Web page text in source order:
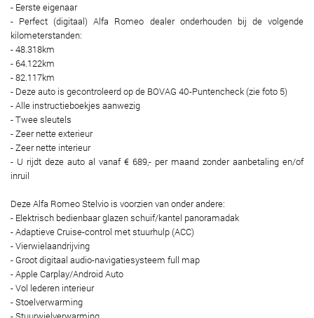
- Eerste eigenaar
- Perfect (digitaal) Alfa Romeo dealer onderhouden bij de volgende
kilometerstanden:
- 48.318km
- 64.122km
- 82.117km
- Deze auto is gecontroleerd op de BOVAG 40-Puntencheck (zie foto 5)
- Alle instructieboekjes aanwezig
- Twee sleutels
- Zeer nette exterieur
- Zeer nette interieur
- U rijdt deze auto al vanaf € 689,- per maand zonder aanbetaling en/of
inruil
Deze Alfa Romeo Stelvio is voorzien van onder andere:
- Elektrisch bedienbaar glazen schuif/kantel panoramadak
- Adaptieve Cruise-control met stuurhulp (ACC)
- Vierwielaandrijving
- Groot digitaal audio-navigatiesysteem full map
- Apple Carplay/Android Auto
- Vol lederen interieur
- Stoelverwarming